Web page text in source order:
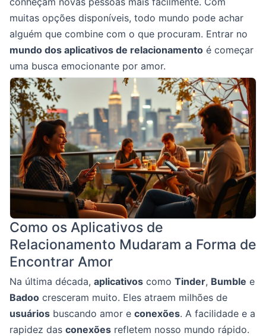
muitas opções disponíveis, todo mundo pode achar
alguém que combine com o que procuram. Entrar no
mundo dos aplicativos de relacionamento é começar
uma busca emocionante por amor.
Como os Aplicativos de
Relacionamento Mudaram a Forma de
Encontrar Amor
Na última década, aplicativos como Tinder, Bumble e
Badoo cresceram muito. Eles atraem milhões de
usuários buscando amor e conexões. A facilidade e a
rapidez das conexões refletem nosso mundo rápido.